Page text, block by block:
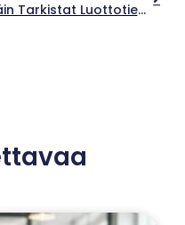
Näin Tarkistat Luottotiedot Ja Parannat Yrityksesi Luottokelpoisuutta